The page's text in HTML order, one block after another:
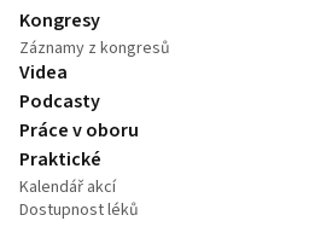
Kongresy
Záznamy z kongresů
Videa
Podcasty
Práce v oboru
Praktické
Kalendář akcí
Dostupnost léků